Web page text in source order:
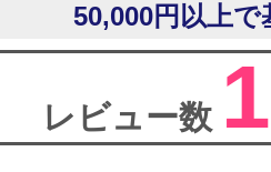
50,000円以上で
レビュー数